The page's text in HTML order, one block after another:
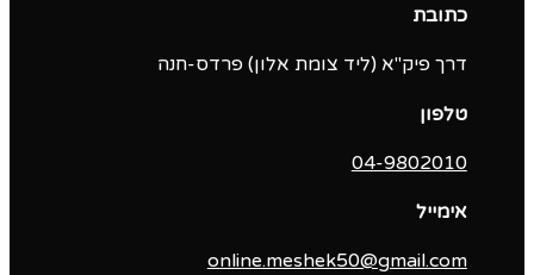
כתובת
דרך פיק"א (ליד צומת אלון) פרדס-חנה
טלפון
04-9802010‬
אימייל
online.meshek50@gmail.com